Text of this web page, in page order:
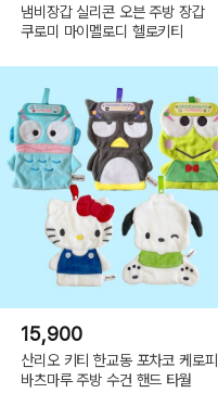
냄비장갑 실리콘 오븐 주방 장갑
쿠로미 마이멜로디 헬로키티
15,900
산리오 키티 한교동 포차코 케로피
바츠마루 주방 수건 핸드 타월